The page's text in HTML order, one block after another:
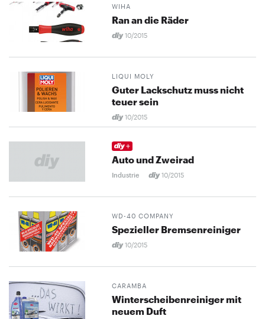
WIHA
Ran an die Räder
10/2015
LIQUI MOLY
Guter Lackschutz muss nicht
teuer sein
10/2015
Auto und Zweirad
Industrie 10/2015
WD-40 COMPANY
Spezieller Bremsenreiniger
10/2015
CARAMBA
Winterscheibenreiniger mit
neuem Duft